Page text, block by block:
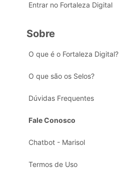
Entrar no Fortaleza Digital
Sobre
O que é o Fortaleza Digital?
O que são os Selos?
Dúvidas Frequentes
Fale Conosco
Chatbot - Marisol
Termos de Uso